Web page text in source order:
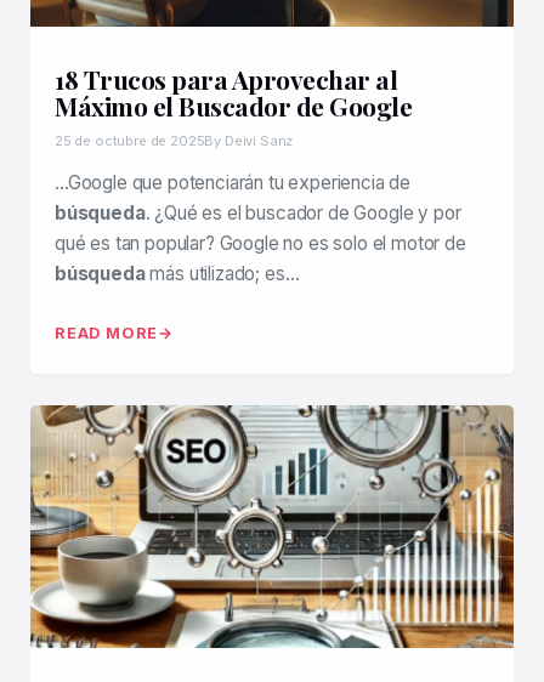
18 Trucos para Aprovechar al
Máximo el Buscador de Google
25 de octubre de 2025By Deivi Sanz
…Google que potenciarán tu experiencia de
búsqueda. ¿Qué es el buscador de Google y por
qué es tan popular? Google no es solo el motor de
búsquedamás utilizado; es…
READ MORE